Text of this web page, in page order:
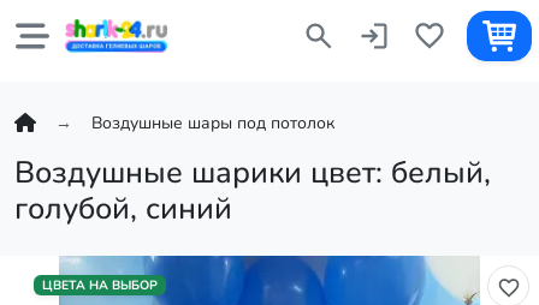
Воздушные шары под потолок
Воздушные шарики цвет: белый,
голубой, синий
ЦВЕТА НА ВЫБОР